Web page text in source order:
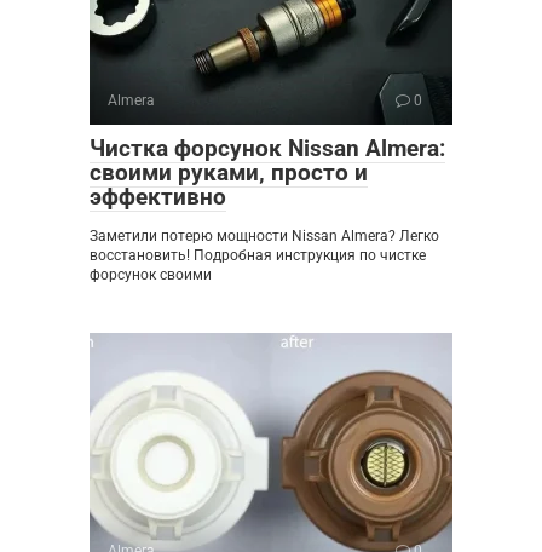
Almera 0
Чистка форсунок Nissan Almera:
своими руками‚ просто и
эффективно
Заметили потерю мощности Nissan Almera? Легко
восстановить! Подробная инструкция по чистке
форсунок своими